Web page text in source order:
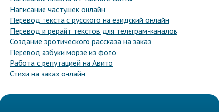
Написание частушек онлайн
Перевод текста с русского на езидский онлайн
Перевод и рерайт текстов для телеграм-каналов
Создание эротического рассказа на заказ
Перевод азбуки морзе из фото
Работа с репутацией на Авито
Стихи на заказ онлайн